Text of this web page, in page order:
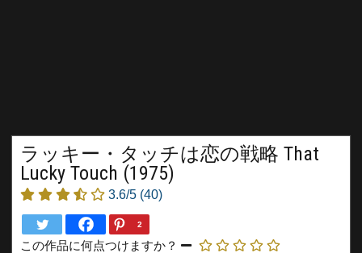
ラッキー・タッチは恋の戦略 That
Lucky Touch (1975)
3.6/5 (40)
2
この作品に何点つけますか？